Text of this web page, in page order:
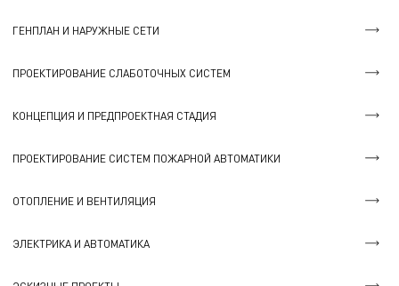
ГЕНПЛАН И НАРУЖНЫЕ СЕТИ
ПРОЕКТИРОВАНИЕ СЛАБОТОЧНЫХ СИСТЕМ
КОНЦЕПЦИЯ И ПРЕДПРОЕКТНАЯ СТАДИЯ
ПРОЕКТИРОВАНИЕ СИСТЕМ ПОЖАРНОЙ АВТОМАТИКИ
ОТОПЛЕНИЕ И ВЕНТИЛЯЦИЯ
ЭЛЕКТРИКА И АВТОМАТИКА